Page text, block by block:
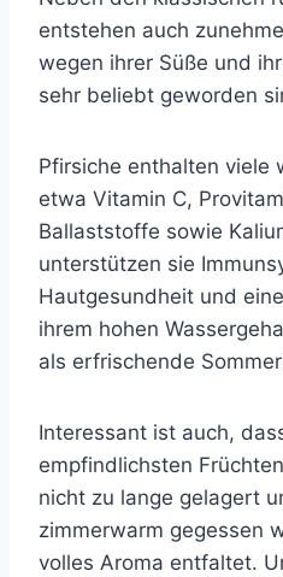
entstehen auch
wegen ihrer Süße und
sehr beliebt geworden
Pfirsiche enthalten viele
etwa Vitamin C,
Ballaststoffe sowie
unterstützen sie
Hautgesundheit und
ihrem hohen
als erfrischende
Interessant ist auch,
empfindlichsten
nicht zu lange gelagert
zimmerwarm gegessen
volles Aroma entfaltet.